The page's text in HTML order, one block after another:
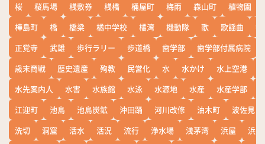
桜
桜馬場 桟敷券 桟橋 桶屋町 梅雨 森山町 植物園
樺島町
橋 橋梁 橘中学校 橘湾 機動隊 歌 歌謡曲
正覚寺
武雄 歩行ラリー 歩道橋 歯学部 歯学部付属病院
歳末商戦
歴史遺産 殉教 民営化 水 水かけ 水上空港
水先案内人
水害 水族館 水泳 水源地 水産 水産学部
江迎町
池島 池島炭鉱 沖田踊 河川改修 油木町
波佐見
洗切
洞窟 活水 活況 流行 浄水場 浅茅湾 浜屋
浜